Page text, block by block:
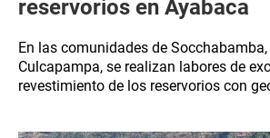
reservorios en Ayabaca
En las comunidades de
Culcapampa, se realizan labores de
revestimiento de los reservorios con